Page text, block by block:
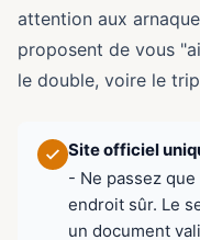
attention aux
proposent de vous
le double, voire le
Site officiel
- Ne passez
endroit sûr. Le
un document